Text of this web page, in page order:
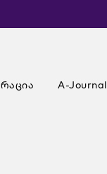
A-Journal